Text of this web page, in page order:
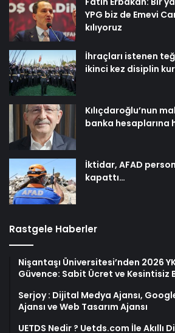
YPG biz de Emevi
kılıyoruz
İhraçları istenen
ikinci kez disiplin
Kılıçdaroğlu’nun
banka hesaplarına
İktidar, AFAD
kapattı…
Rastgele Haberler
Nişantaşı Üniversitesi’nden 2026
Güvence: Sabit Ücret ve Kesintisiz
Serjoy : Dijital Medya Ajansı,
Ajansı ve Web Tasarım Ajansı
UETDS Nedir ? Uetds.com İle Akıllı